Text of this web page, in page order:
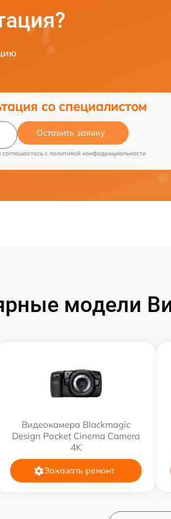
со специалистом
Оставить заявку
c политикой конфиденциальности
модели
Видеокамера Blackmagic
Design Pocket Cinema Camera
4K
Заказать ремонт